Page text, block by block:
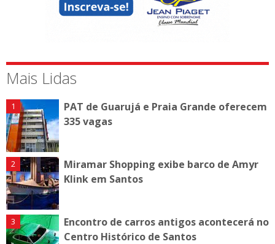
Mais Lidas
PAT de Guarujá e Praia Grande oferecem
335 vagas
Miramar Shopping exibe barco de Amyr
Klink em Santos
Encontro de carros antigos acontecerá no
Centro Histórico de Santos